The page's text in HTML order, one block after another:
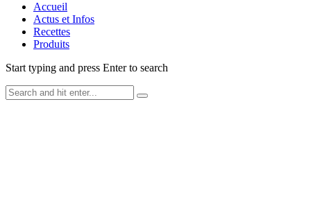
Accueil
Actus et Infos
Recettes
Produits
Start typing and press Enter to search